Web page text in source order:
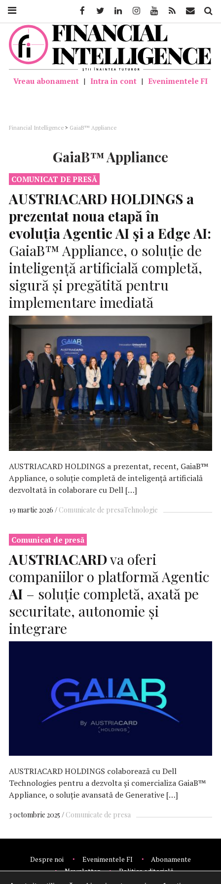
Vreau abonament | Intra in cont | Evenimentele FI
Financial Intelligence > GaiaB™ Appliance
GaiaB™ Appliance
COMUNICAT DE PRESĂ
AUSTRIACARD HOLDINGS a
prezentat noua etapă în
evoluția AgenticAI și a Edge AI:
GaiaB™ Appliance, o soluție de
inteligență artificială completă,
sigură și pregătită pentru
implementare imediată
AUSTRIACARD HOLDINGS a prezentat, recent, GaiaB™
Appliance, o soluție completă de inteligență artificială
dezvoltată în colaborare cu Dell […]
19 martie 2026 Comunicate de presaTehnologie
Comunicat de presă
AUSTRIACARDva oferi
companiilor o platformă Agentic
AI – soluţie completă, axată pe
securitate, autonomie și
integrare
AUSTRIACARD HOLDINGS colaborează cu Dell
Technologies pentru a dezvolta și comercializa GaiaB™
Appliance, o soluție avansată de Generative […]
3 octombrie 2025 Comunicate de presa
Despre noi Evenimentele FI
Abonamente
Newsletter
Politica editorială
FacebookTwitter LinkedinInstagramYoutube Feed Mail